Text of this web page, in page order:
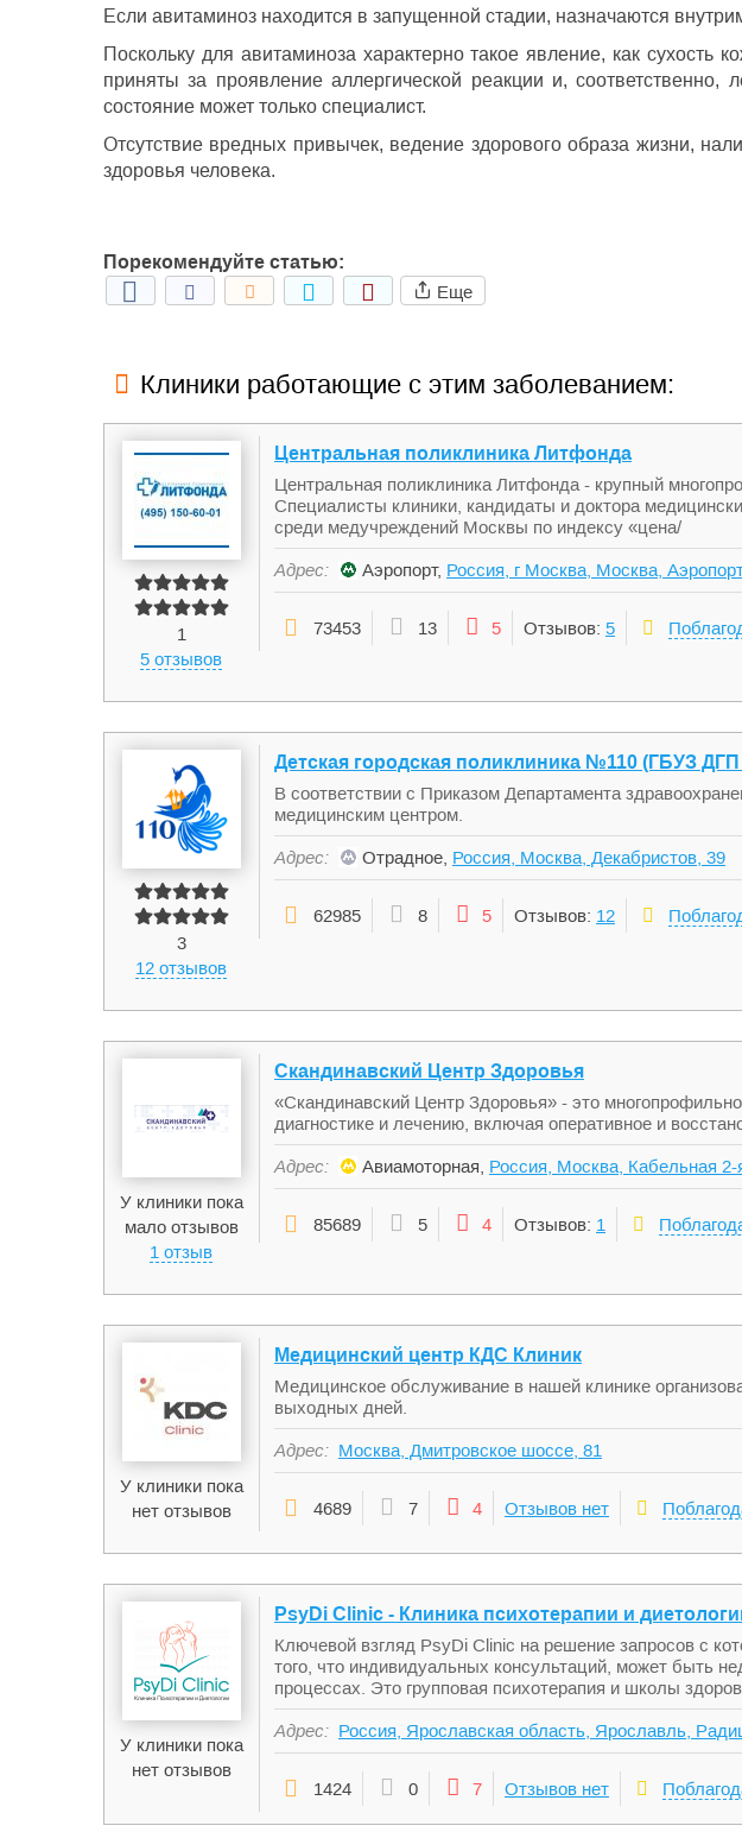
Если авитаминоз находится в запущенной стадии, назначаются
Поскольку для авитаминоза характерно такое явление, как сухость
приняты за проявление аллергической реакции и,
состояние может только специалист.
Отсутствие вредных привычек, ведение здорового образа жизни,
здоровья человека.
Порекомендуйте статью:
Еще
Клиники работающие с этим заболеванием:
1
5 отзывов
Центральная поликлиника Литфонда
Центральная поликлиника Литфонда - крупный
Специалисты клиники, кандидаты и доктора
среди медучреждений Москвы по индексу «цена/
Адрес: Аэропорт, Россия, г Москва, Москва,
73453 13 5 Отзывов: 5
3
12 отзывов
Детская городская поликлиника №110 (ГБУЗ
В соответствии с Приказом Департамента
медицинским центром.
Адрес: Отрадное, Россия, Москва, Декабристов, 39
62985 8 5 Отзывов: 12
У клиники пока
мало отзывов
1 отзыв
Скандинавский Центр Здоровья
«Скандинавский Центр Здоровья» - это
диагностике и лечению, включая оперативное и
Адрес: Авиамоторная, Россия, Москва, Кабельная 2-
85689 5 4 Отзывов: 1
У клиники пока
нет отзывов
Медицинский центр КДС Клиник
Медицинское обслуживание в нашей клинике
выходных дней.
Адрес: Москва, Дмитровское шоссе, 81
4689 7 4 Отзывов нет
У клиники пока
нет отзывов
PsyDi Clinic - Клиника психотерапии и
Ключевой взгляд PsyDi Clinic на решение запросов с
того, что индивидуальных консультаций, может быть
процессах. Это групповая психотерапия и школы
Адрес: Россия, Ярославская область, Ярославль,
1424 0 7 Отзывов нет